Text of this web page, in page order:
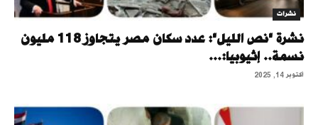
نشرات
نشرة "نص الليل": عدد سكان مصر يتجاوز 118 مليون
نسمة.. إثيوبيا:...
أكتوبر 14, 2025